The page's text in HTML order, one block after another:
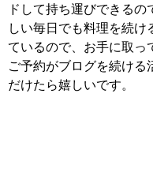
ドして持ち運びできる
しい毎日でも料理を続
ているので、お手に取っ
ご予約がブログを続ける
だけたら嬉しいです。